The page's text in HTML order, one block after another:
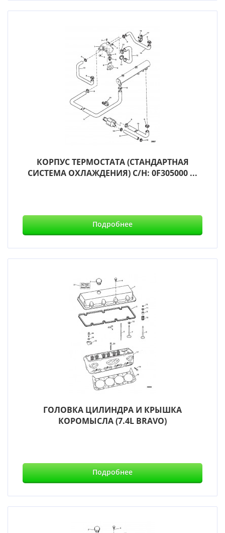
КОРПУС ТЕРМОСТАТА (СТАНДАРТНАЯ
СИСТЕМА ОХЛАЖДЕНИЯ) С/Н: 0F305000 ...
Подробнее
ГОЛОВКА ЦИЛИНДРА И КРЫШКА
КОРОМЫСЛА (7.4L BRAVO)
Подробнее